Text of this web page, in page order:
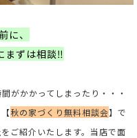
に、
まずは相談‼
がかかってしまったり・・・
秋の家づくり無料相談会】で
ご紹介いたします。当店で面